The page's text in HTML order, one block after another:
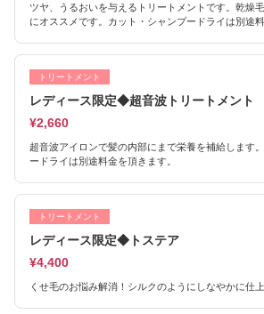
ツヤ、うるおいを与えるトリートメントです。乾燥
にオススメです。カット・シャンプードライは別途料
トリートメント
レディース限定◆超音波トリートメント
¥2,660
超音波アイロンで髪の内部にまで栄養を補給します
ードライは別途料金を頂きます。
トリートメント
レディース限定◆トステア
¥4,400
くせ毛のお悩み解消！シルクのようにしなやかに仕